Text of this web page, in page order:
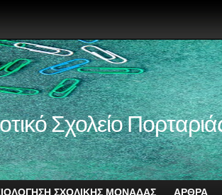
Σχολείο
ΣΧΟΛΙΚΗΣ ΜΟΝΑΔΑΣ ΑΡΘΡΑ